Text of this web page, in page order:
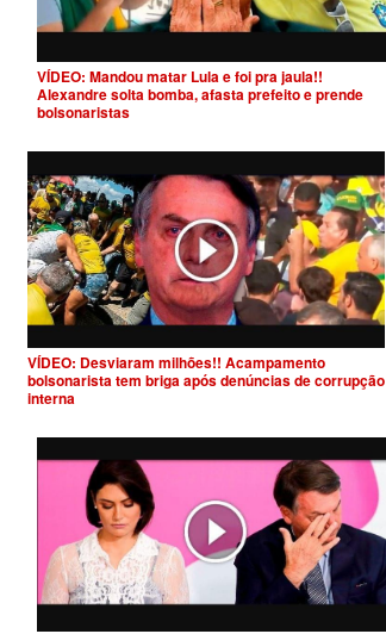
VÍDEO: Mandou matar Lula e foi pra jaula!!
Alexandre solta bomba, afasta prefeito e prende
bolsonaristas
VÍDEO: Desviaram milhões!! Acampamento
bolsonarista tem briga após denúncias de corrupção
interna